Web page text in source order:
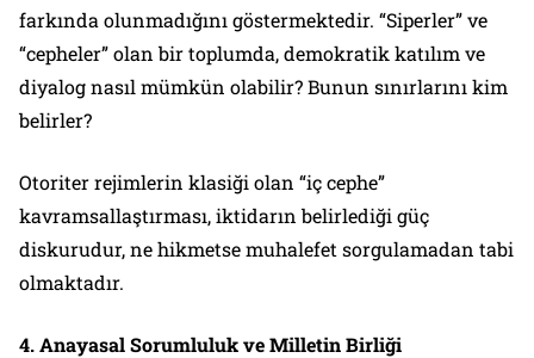
farkında olunmadığını göstermektedir. “Siperler” ve
“cepheler” olan bir toplumda, demokratik katılım ve
diyalog nasıl mümkün olabilir? Bunun sınırlarını kim
belirler?
Otoriter rejimlerin klasiği olan “iç cephe”
kavramsallaştırması, iktidarın belirlediği güç
diskurudur, ne hikmetse muhalefet sorgulamadan tabi
olmaktadır.
4. Anayasal Sorumluluk ve Milletin Birliği